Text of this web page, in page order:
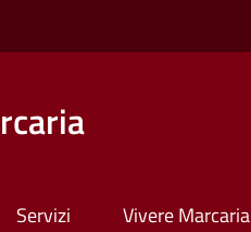
Servizi Vivere Marcaria